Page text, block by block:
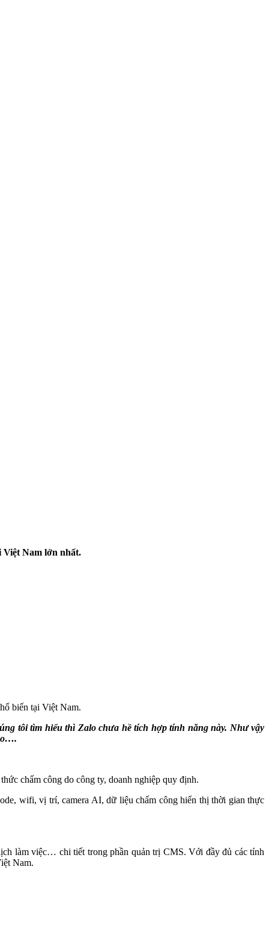
Việt Nam lớn nhất.
biến tại Việt Nam.
tôi tìm hiểu thì Zalo chưa hề tích hợp tính năng này. Như vậy
chấm công do công ty, doanh nghiệp quy định.
wifi, vị trí, camera AI, dữ liệu chấm công hiển thị thời gian thực
làm việc… chi tiết trong phần quản trị CMS. Với đầy đủ các tính
Nam.